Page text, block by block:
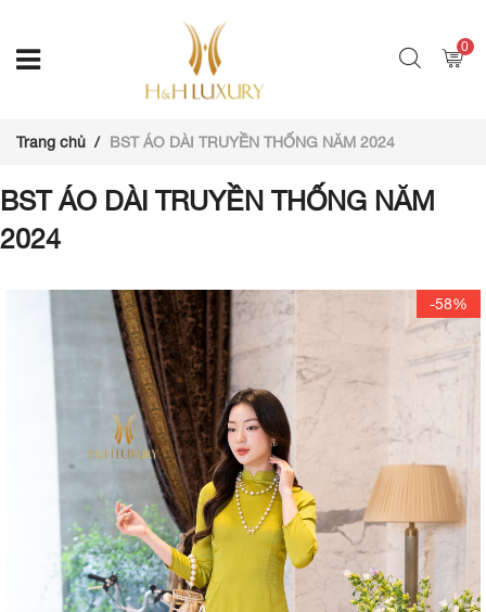
0
Trang chủ BST ÁO DÀI TRUYỀN THỐNG NĂM 2024
BST ÁO DÀI TRUYỀN THỐNG NĂM
2024
-58%